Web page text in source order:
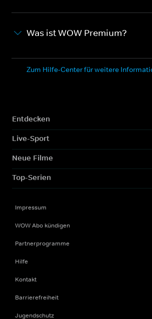
Was ist WOW Premium?
Zum Hilfe-Center für weitere
Entdecken
Live-Sport
Neue Filme
Top-Serien
Impressum
WOW Abo kündigen
Partnerprogramme
Hilfe
Kontakt
Barrierefreiheit
Jugendschutz